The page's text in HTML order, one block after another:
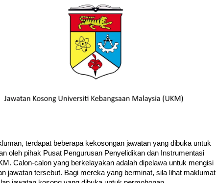
terdapat beberapa kekosongan jawatan yang dibuka untuk
oleh pihak Pusat Pengurusan Penyelidikan dan Instrumentasi
Calon-calon yang berkelayakan adalah dipelawa untuk mengisi
jawatan tersebut. Bagi mereka yang berminat, sila lihat maklumat